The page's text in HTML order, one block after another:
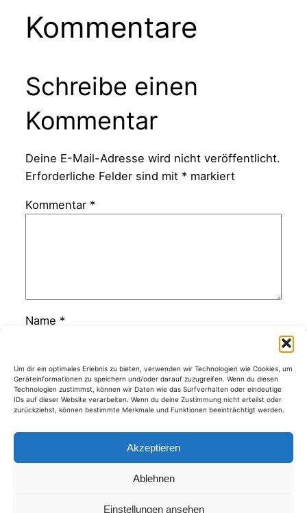
Um dir ein optimales Erlebnis zu bieten, verwenden wir Technologien wie Cookies, um
Geräteinformationen zu speichern und/oder darauf zuzugreifen. Wenn du diesen
Technologien zustimmst, können wir Daten wie das Surfverhalten oder eindeutige
IDs auf dieser Website verarbeiten. Wenn du deine Zustimmung nicht erteilst oder
zurückziehst, können bestimmte Merkmale und Funktionen beeinträchtigt werden.
Akzeptieren
Ablehnen
Einstellungen ansehen
Kommentare
Schreibe einen
Kommentar
Deine E-Mail-Adresse wird nicht veröffentlicht.
Erforderliche Felder sind mit *markiert
Kommentar *
Name *
E-Mail-Adresse*
Website